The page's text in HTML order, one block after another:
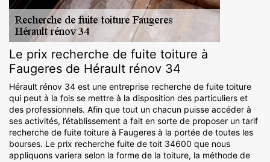
Le prix recherche de fuite toiture à
Faugeres de Hérault rénov 34
Hérault rénov 34 est une entreprise recherche de fuite toiture
qui peut à la fois se mettre à la disposition des particuliers et
des professionnels. Afin que tout un chacun puisse accéder à
ses activités, l’établissement a fait en sorte de proposer un tarif
recherche de fuite toiture à Faugeres à la portée de toutes les
bourses. Le prix recherche fuite de toit 34600 que nous
appliquons variera selon la forme de la toiture, la méthode de